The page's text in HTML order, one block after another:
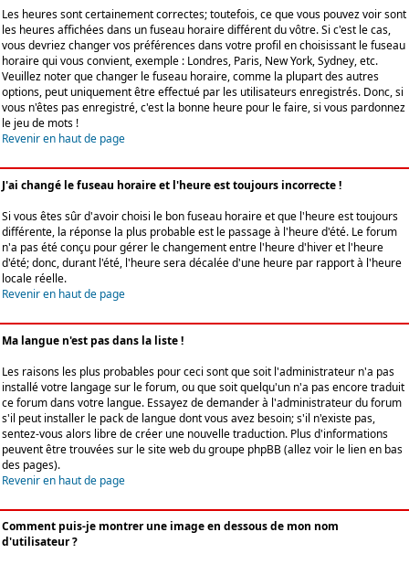
Les heures sont certainement correctes; toutefois, ce que vous pouvez voir sont
les heures affichées dans un fuseau horaire différent du vôtre. Si c'est le cas,
vous devriez changer vos préférences dans votre profil en choisissant le fuseau
horaire qui vous convient, exemple : Londres, Paris, New York, Sydney, etc.
Veuillez noter que changer le fuseau horaire, comme la plupart des autres
options, peut uniquement être effectué par les utilisateurs enregistrés. Donc, si
vous n'êtes pas enregistré, c'est la bonne heure pour le faire, si vous pardonnez
le jeu de mots !
Revenir en haut de page
J'ai changé le fuseau horaire et l'heure est toujours incorrecte !
Si vous êtes sûr d'avoir choisi le bon fuseau horaire et que l'heure est toujours
différente, la réponse la plus probable est le passage à l'heure d'été. Le forum
n'a pas été conçu pour gérer le changement entre l'heure d'hiver et l'heure
d'été; donc, durant l'été, l'heure sera décalée d'une heure par rapport à l'heure
locale réelle.
Revenir en haut de page
Ma langue n'est pas dans la liste !
Les raisons les plus probables pour ceci sont que soit l'administrateur n'a pas
installé votre langage sur le forum, ou que soit quelqu'un n'a pas encore traduit
ce forum dans votre langue. Essayez de demander à l'administrateur du forum
s'il peut installer le pack de langue dont vous avez besoin; s'il n'existe pas,
sentez-vous alors libre de créer une nouvelle traduction. Plus d'informations
peuvent être trouvées sur le site web du groupe phpBB (allez voir le lien en bas
des pages).
Revenir en haut de page
Comment puis-je montrer une image en dessous de mon nom
d'utilisateur ?